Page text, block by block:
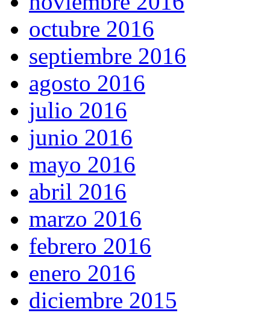
octubre 2016
septiembre 2016
agosto 2016
julio 2016
junio 2016
mayo 2016
abril 2016
marzo 2016
febrero 2016
enero 2016
diciembre 2015